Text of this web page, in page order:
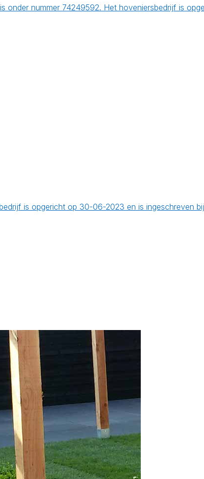
onder nummer 74249592. Het hoveniersbedrijf is
is opgericht op 30-06-2023 en is ingeschreven